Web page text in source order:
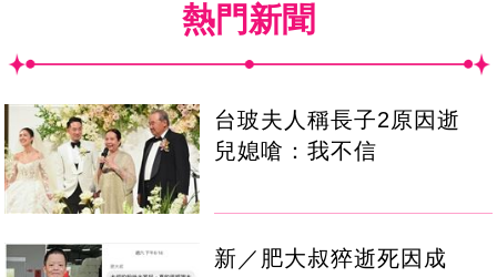
熱門新聞
台玻夫人稱長子2原因逝
兒媳嗆：我不信
新／肥大叔猝逝死因成